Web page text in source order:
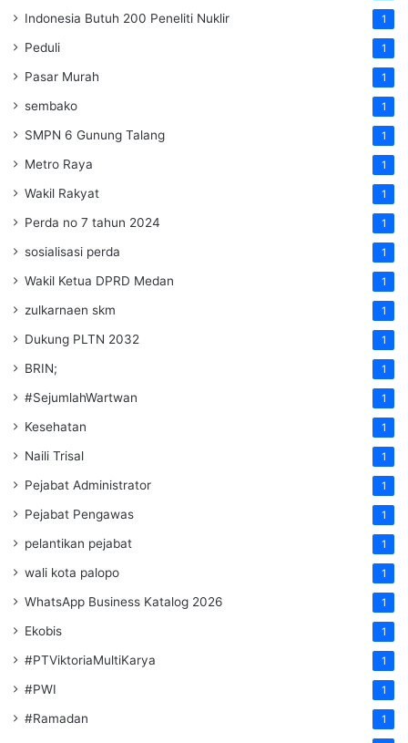
Indonesia Butuh 200 Peneliti Nuklir 1
Peduli 1
Pasar Murah 1
sembako 1
SMPN 6 Gunung Talang 1
Metro Raya 1
Wakil Rakyat 1
Perda no 7 tahun 2024 1
sosialisasi perda 1
Wakil Ketua DPRD Medan 1
zulkarnaen skm 1
Dukung PLTN 2032 1
BRIN; 1
#SejumlahWartwan 1
Kesehatan 1
Naili Trisal 1
Pejabat Administrator 1
Pejabat Pengawas 1
pelantikan pejabat 1
wali kota palopo 1
WhatsApp Business Katalog 2026 1
Ekobis 1
#PTViktoriaMultiKarya 1
#PWI 1
#Ramadan 1